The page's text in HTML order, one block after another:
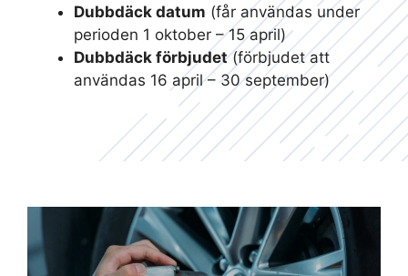
Dubbdäck datum (får användas under
perioden 1 oktober – 15 april)
Dubbdäck förbjudet(förbjudet att
användas 16 april – 30 september)